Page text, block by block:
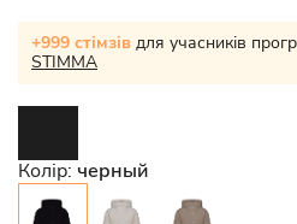
+999 стімзів для учасників
STIMMA
Колір: черный